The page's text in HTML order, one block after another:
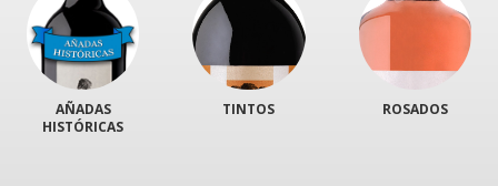
AÑADAS
HISTÓRICAS
TINTOS ROSADOS